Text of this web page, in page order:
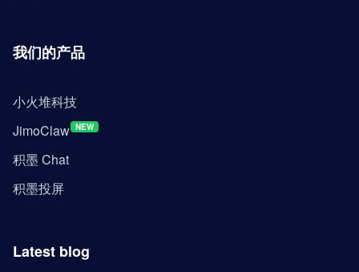
我们的产品
小火堆科技
JimoClaw NEW
积墨 Chat
积墨投屏
Latest blog